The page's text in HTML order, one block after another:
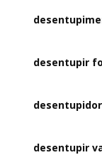
desentupir
desentupir